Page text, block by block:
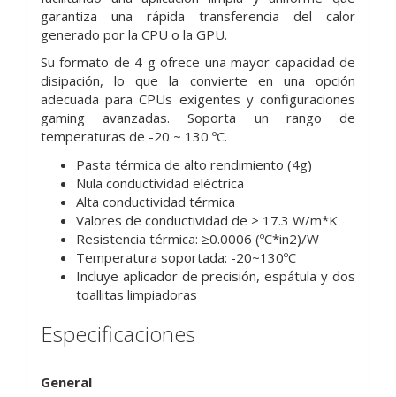
garantiza una rápida transferencia del calor
generado por la CPU o la GPU.
Su formato de 4 g ofrece una mayor capacidad de
disipación, lo que la convierte en una opción
adecuada para CPUs exigentes y configuraciones
gaming avanzadas. Soporta un rango de
temperaturas de -20 ~ 130 ºC.
Pasta térmica de alto rendimiento (4g)
Nula conductividad eléctrica
Alta conductividad térmica
Valores de conductividad de ≥ 17.3 W/m*K
Resistencia térmica: ≥0.0006 (ºC*in2)/W
Temperatura soportada: -20~130ºC
Incluye aplicador de precisión, espátula y dos
toallitas limpiadoras
Especificaciones
General